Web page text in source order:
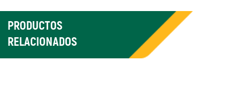
PRODUCTOS
RELACIONADOS